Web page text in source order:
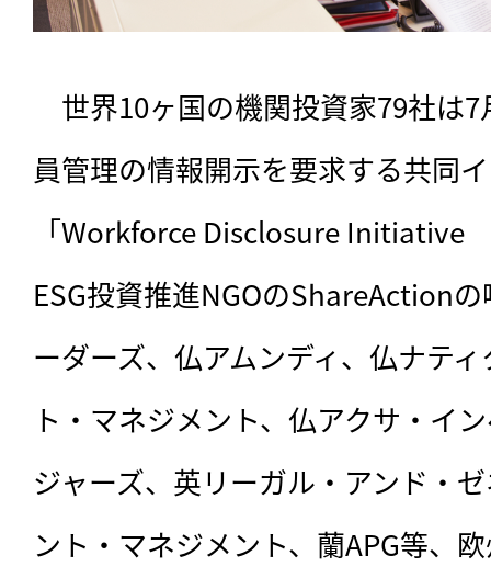
世界10ヶ国の機関投資家79社は
員管理の情報開示を要求する共同
「Workforce Disclosure Initiative
ESG投資推進NGOのShareAction
ーダーズ、仏アムンディ、仏ナテ
ト・マネジメント、仏アクサ・イ
ジャーズ、英リーガル・アンド・
ント・マネジメント、蘭APG等、